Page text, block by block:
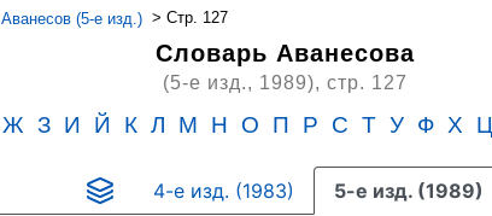
Аванесов (5-е изд.) > Стр. 127
Словарь Аванесова
(5-е изд., 1989), стр. 127
Ж З И Й К Л М Н О П Р С Т У Ф Х Ц
4-е изд. (1983) 5-е изд. (1989)